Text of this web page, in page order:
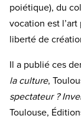
poiétique), du
vocation est
liberté de
Il a publié ces
la culture,
spectateur ?
Toulouse,